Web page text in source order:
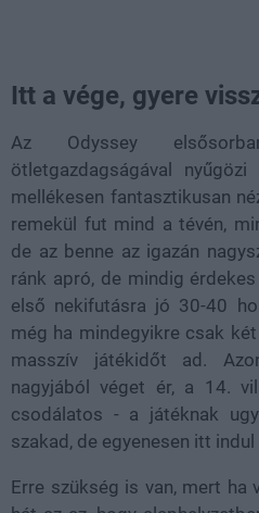
Itt a vége, gyere
Az Odyssey
ötletgazdagságával
mellékesen fantasztikusan
remekül fut mind a tévén,
de az benne az igazán
ránk apró, de mindig
első nekifutásra jó 30-40
még ha mindegyikre csak
masszív játékidőt ad.
nagyjából véget ér, a 14.
csodálatos - a játéknak
szakad, de egyenesen itt indul
Erre szükség is van, mert ha